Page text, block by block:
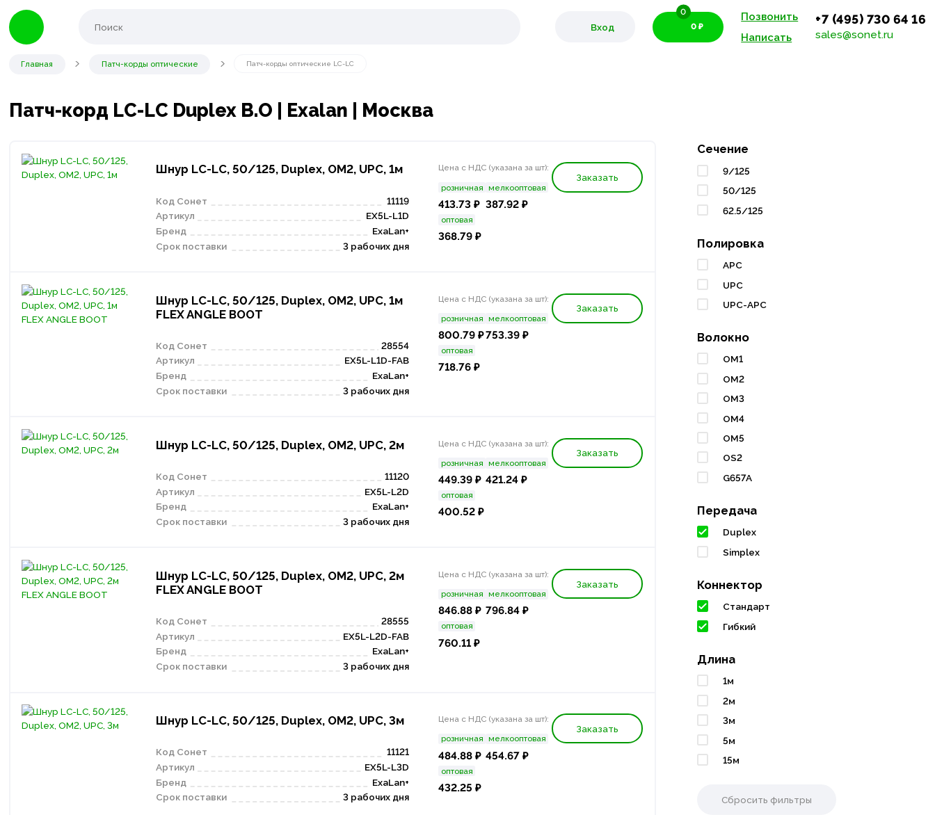
Вход 0 ₽
0
Позвонить
Написать
+7 (495) 730 64 16
sales@sonet.ru
Главная Патч-корды оптические Патч-корды оптические LC-LC
Патч-корд LC-LC Duplex В.О | Exalan | Москва
Сечение
9/125
50/125
62.5/125
Полировка
APC
UPC
UPC-APC
Волокно
OM1
OM2
OM3
OM4
OM5
OS2
G657A
Передача
Duplex
Simplex
Коннектор
Стандарт
Гибкий
Длина
1м
2м
3м
5м
15м
Сбросить фильтры
Шнур LC-LC, 50/125, Duplex, OM2, UPC, 1м
Код Сонет
11119
Артикул
EX5L-L1D
Бренд
ExaLan+
Срок поставки
3 рабочих дня
Цена с НДС (указана за шт):
розничная
413.73 ₽
мелкооптовая
387.92 ₽
оптовая
368.79 ₽
Заказать
Шнур LC-LC, 50/125, Duplex, OM2, UPC, 1м
FLEX ANGLE BOOT
Код Сонет
28554
Артикул
EX5L-L1D-FAB
Бренд
ExaLan+
Срок поставки
3 рабочих дня
Цена с НДС (указана за шт):
розничная
800.79 ₽
мелкооптовая
753.39 ₽
оптовая
718.76 ₽
Заказать
Шнур LC-LC, 50/125, Duplex, OM2, UPC, 2м
Код Сонет
11120
Артикул
EX5L-L2D
Бренд
ExaLan+
Срок поставки
3 рабочих дня
Цена с НДС (указана за шт):
розничная
449.39 ₽
мелкооптовая
421.24 ₽
оптовая
400.52 ₽
Заказать
Шнур LC-LC, 50/125, Duplex, OM2, UPC, 2м
FLEX ANGLE BOOT
Код Сонет
28555
Артикул
EX5L-L2D-FAB
Бренд
ExaLan+
Срок поставки
3 рабочих дня
Цена с НДС (указана за шт):
розничная
846.88 ₽
мелкооптовая
796.84 ₽
оптовая
760.11 ₽
Заказать
Шнур LC-LC, 50/125, Duplex, OM2, UPC, 3м
Код Сонет
11121
Артикул
EX5L-L3D
Бренд
ExaLan+
Срок поставки
3 рабочих дня
Цена с НДС (указана за шт):
розничная
484.88 ₽
мелкооптовая
454.67 ₽
оптовая
432.25 ₽
Заказать